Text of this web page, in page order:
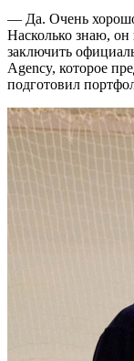
— Да. Очень
Насколько знаю, он
заключить
Agency, которое
подготовил